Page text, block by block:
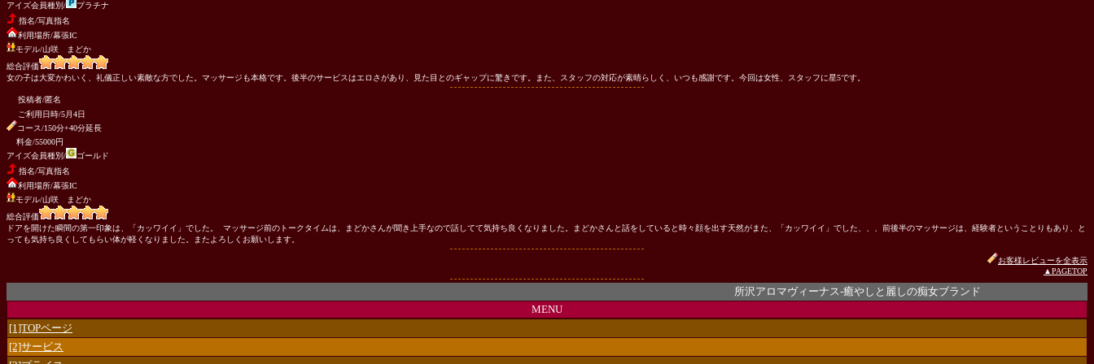
アイズ会員種別/
プラチナ
指名/写真指名
利用場所/幕張IC
モデル/山咲 まどか
総合評価
女の子は大変かわいく、礼儀正しい素敵な方でした。マッサージも本格です。後半のサービスはエロさがあり、見た目とのギャップに驚きです。また、スタッフの対応が素晴らしく、いつも感謝です。今回は女性、スタッフに星5です。
投稿者/匿名
ご利用日時/5月4日
コース/150分+40分延長
料金/55000円
アイズ会員種別/
ゴールド
指名/写真指名
利用場所/幕張IC
モデル/山咲 まどか
総合評価
ドアを開けた瞬間の第一印象は、「カッワイイ」でした。 マッサージ前のトークタイムは、まどかさんが聞き上手なので話してて気持ち良くなりました。まどかさんと話をしていると時々顔を出す天然がまた、「カッワイイ」でした、、、前後半のマッサージは、経験者ということりもあり、と
っても気持ち良くしてもらい体が軽くなりました。またよろしくお願いします。
お客様レビューを全表示
▲PAGETOP
所沢アロマヴィーナス-癒やしと麗しの痴女ブランド
MENU
[1]TOPページ
[2]サービス